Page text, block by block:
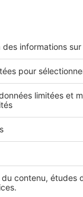
Italiens 75009 Paris
01 53 38 80 00